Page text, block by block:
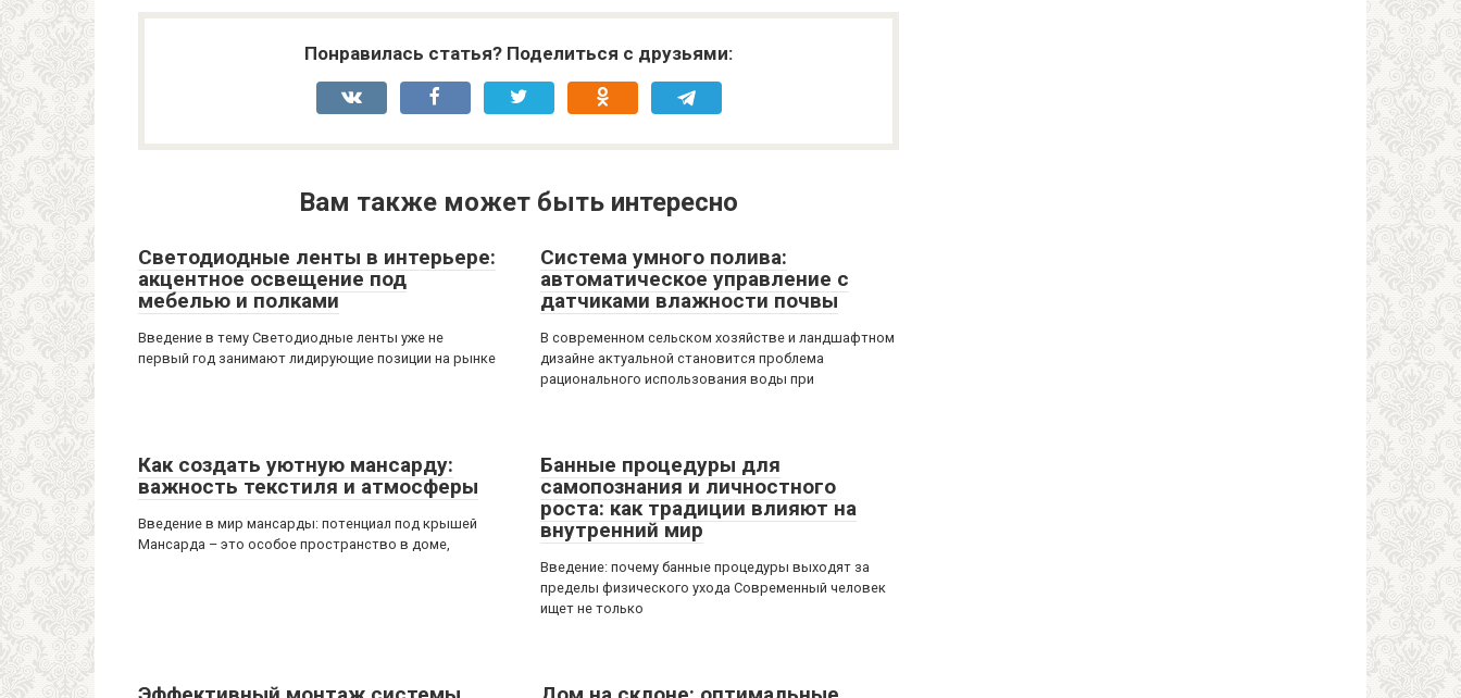
Понравилась статья? Поделиться с друзьями:
Вам также может быть интересно
Светодиодные ленты в интерьере:
акцентное освещение под
мебелью и полками
Введение в тему Светодиодные ленты уже не
первый год занимают лидирующие позиции на рынке
Система умного полива:
автоматическое управление с
датчиками влажности почвы
В современном сельском хозяйстве и ландшафтном
дизайне актуальной становится проблема
рационального использования воды при
Как создать уютную мансарду:
важность текстиля и атмосферы
Введение в мир мансарды: потенциал под крышей
Мансарда – это особое пространство в доме,
Банные процедуры для
самопознания и личностного
роста: как традиции влияют на
внутренний мир
Введение: почему банные процедуры выходят за
пределы физического ухода Современный человек
ищет не только